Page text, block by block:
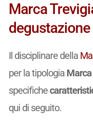
Marca
Il disciplinare della
per la tipologia Marca
specifiche
qui di seguito.